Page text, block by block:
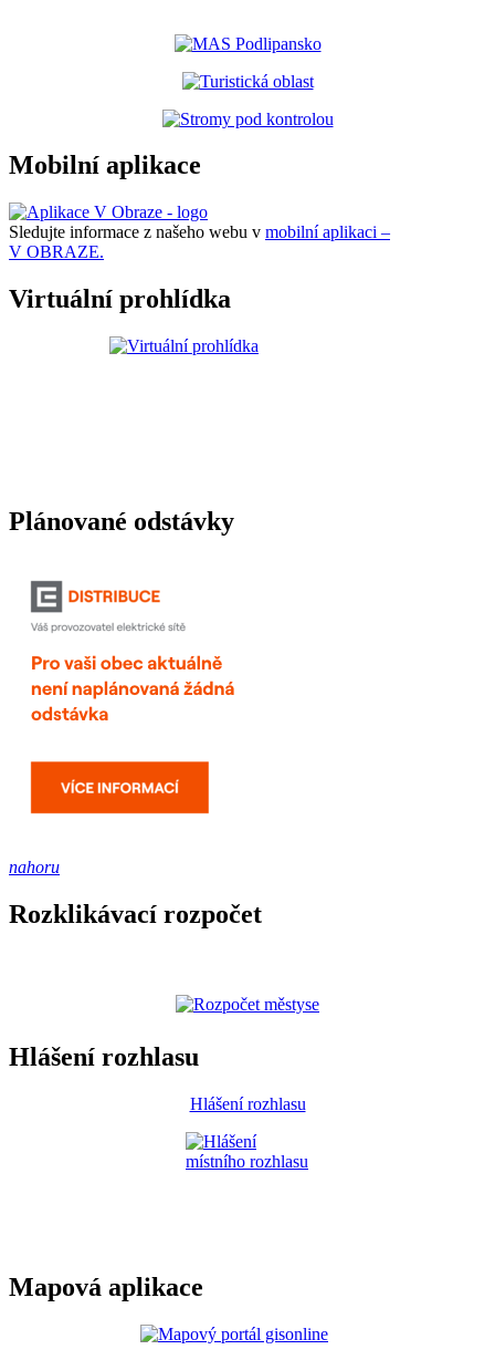
Mobilní aplikace
Sledujte informace z našeho webu v mobilní aplikaci –
V OBRAZE.
Virtuální prohlídka
Plánované odstávky
nahoru
Rozklikávací rozpočet
Hlášení rozhlasu
Hlášení rozhlasu
Mapová aplikace